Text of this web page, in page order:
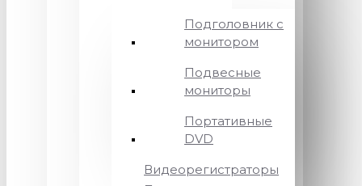
Подголовник с
монитором
Подвесные
мониторы
Портативные
DVD
Видеорегистраторы